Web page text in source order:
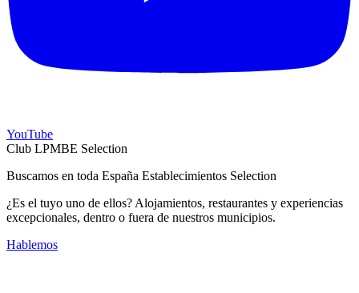
YouTube
Club LPMBE Selection
Buscamos en toda España Establecimientos Selection
¿Es el tuyo uno de ellos? Alojamientos, restaurantes y experiencias
excepcionales, dentro o fuera de nuestros municipios.
Hablemos